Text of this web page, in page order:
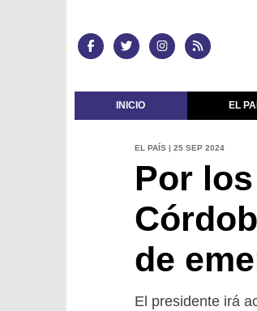
INICIO EL
EL PAÍS | 25 SEP 2024
Por
de
El presidente irá